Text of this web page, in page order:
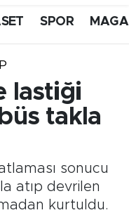
SPOR
lastiği
takla
sonucu
atıp devrilen
kurtuldu.
Fikstür